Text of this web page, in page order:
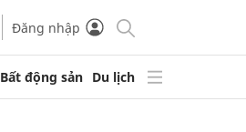
Đăng nhập
Bất động sản Du lịch